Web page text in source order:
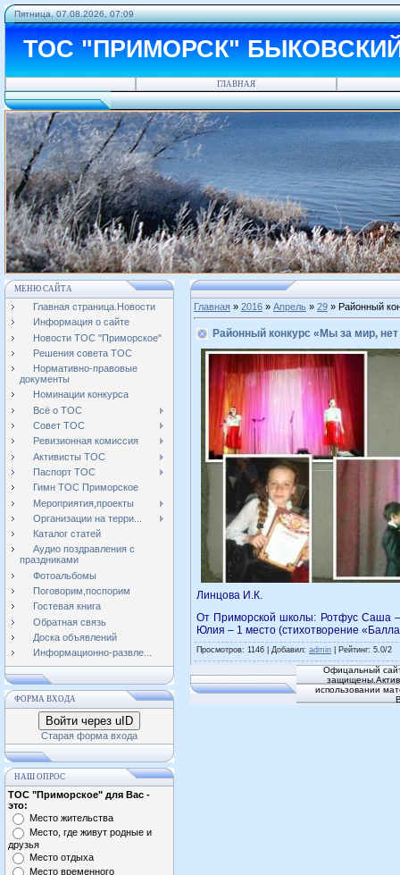
Пятница, 07.08.2026, 07:09
ТОС "ПРИМОРСК"
ГЛАВНАЯ
МЕНЮ САЙТА
Главная страница.Новости
Информация о сайте
Новости ТОС "Приморское"
Решения совета ТОС
Нормативно-правовые
документы
Номинации конкурса
Всё о ТОС
Совет ТОС
Ревизионная комиссия
Активисты ТОС
Паспорт ТОС
Гимн ТОС Приморское
Мероприятия,проекты
Организации на терри...
Каталог статей
Аудио поздравления с
праздниками
Фотоальбомы
Поговорим,поспорим
Гостевая книга
Обратная связь
Доска объявлений
Информационно-развле...
ФОРМА ВХОДА
Войти через uID
Старая форма входа
НАШ ОПРОС
ТОС "Приморское" для Вас -
это:
Место жительства
Место, где живут родные и
друзья
Место отдыха
Место временного
Главная » 2016 » Апрель » 29 » Районный
Районный конкурс «Мы за мир,
Линцова И.К.
От Приморской школы: Ротфус Саша –
Юлия – 1 место (стихотворение
Просмотров: 1146 | Добавил: admin Рейтинг: 5.0/2
Офицальный
использовании